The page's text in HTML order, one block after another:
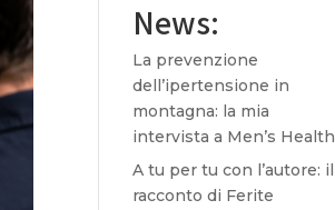
News:
La prevenzione
dell’ipertensione in
montagna: la mia
intervista a Men’s Health
A tu per tu con l’autore: il
racconto di Ferite